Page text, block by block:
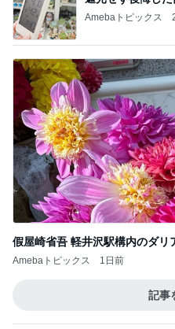
Amebaトピックス
假屋崎省吾 軽井沢駅構内のダリ
Amebaトピックス 1日前
記事